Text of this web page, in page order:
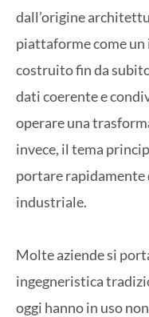
dall’origine
piattaforme come
costruito fin da
dati coerente e
operare una
invece, il tema
portare rapidamente
industriale.
Molte aziende si
ingegneristica
oggi hanno in uso